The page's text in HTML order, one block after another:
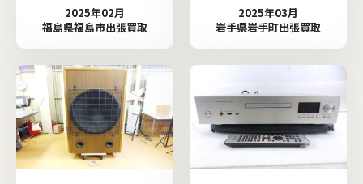
2025年02月
福島県福島市出張買取
2025年03月
岩手県岩手町出張買取